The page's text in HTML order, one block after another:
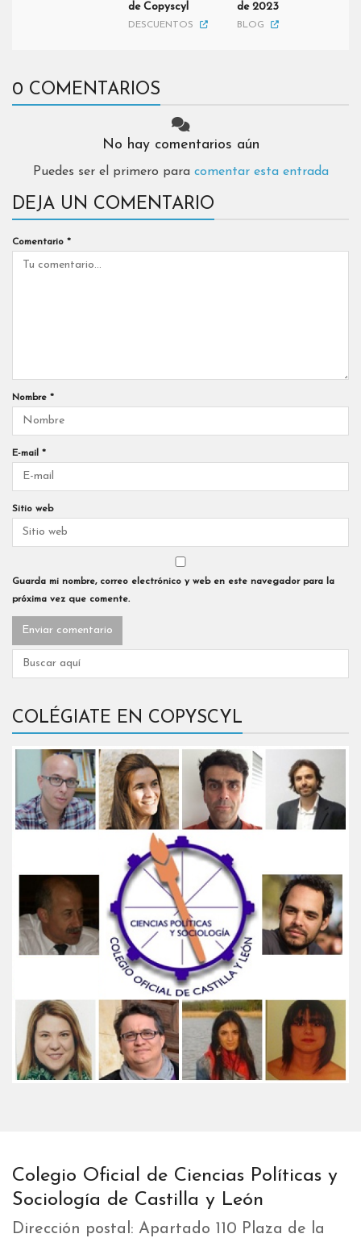
de Copyscyl
DESCUENTOS
de 2023
BLOG
0 COMENTARIOS
No hay comentarios aún
Puedes ser el primero para comentar esta entrada
DEJA UN COMENTARIO
Comentario *
Nombre *
E-mail *
Sitio web
Guarda mi nombre, correo electrónico y web en este navegador para la
próxima vez que comente.
COLÉGIATE EN COPYSCYL
Colegio Oficial de Ciencias Políticas y
Sociología de Castilla y León
Dirección postal: Apartado 110 Plaza de la